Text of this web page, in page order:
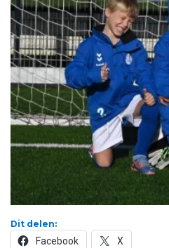
Dit delen:
Facebook X